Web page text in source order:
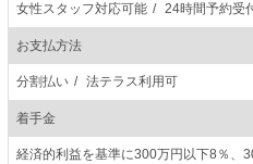
女性スタッフ対応可能 24時間予約受
お支払方法
分割払い 法テラス利用可
着手金
経済的利益を基準に300万円以下8％、